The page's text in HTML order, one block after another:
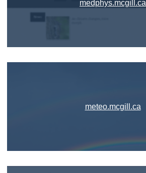
medphys.mcgill.ca
meteo.mcgill.ca